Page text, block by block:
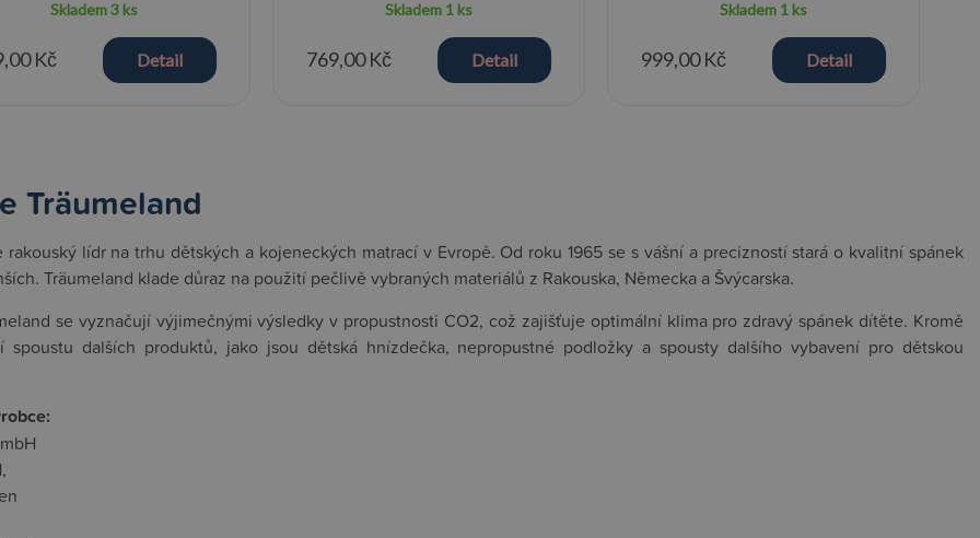
Skladem3 ks
Kč Detail
Skladem 1 ks
769,00 Kč Detail
Skladem 1 ks
999,00 Kč Detail
Träumeland
rakouský lídr na trhu dětských a kojeneckých matrací v Evropě. Od roku 1965 se s vášní a precizností stará o kvalitní spánek
Träumeland klade důraz na použití pečlivě vybraných materiálů z Rakouska, Německa a Švýcarska.
se vyznačují výjimečnými výsledky v propustnosti CO2, což zajišťuje optimální klima pro zdravý spánek dítěte. Kromě
spoustu dalších produktů, jako jsou dětská hnízdečka, nepropustné podložky a spousty dalšího vybavení pro dětskou